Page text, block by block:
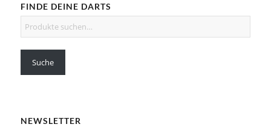
FINDE DEINE DARTS
Suche
NEWSLETTER